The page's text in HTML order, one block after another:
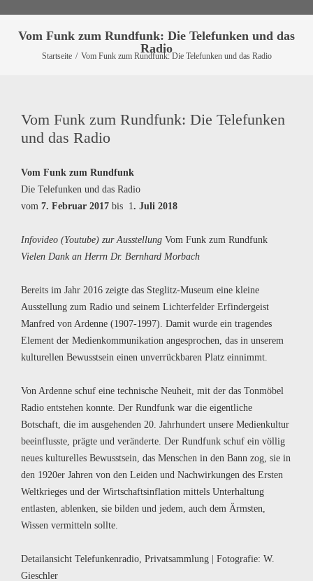
Vom Funk zum Rundfunk: Die Telefunken und das
Radio
Startseite / Vom Funk zum Rundfunk: Die Telefunken und das Radio
Vom Funk zum Rundfunk: Die Telefunken
und das Radio
Vom Funk zum Rundfunk
Die Telefunken und das Radio
vom 7. Februar 2017 bis 1. Juli 2018
Infovideo (Youtube) zur Ausstellung Vom Funk zum Rundfunk
Vielen Dank an Herrn Dr. Bernhard Morbach
Bereits im Jahr 2016 zeigte das Steglitz-Museum eine kleine
Ausstellung zum Radio und seinem Lichterfelder Erfindergeist
Manfred von Ardenne (1907-1997). Damit wurde ein tragendes
Element der Medienkommunikation angesprochen, das in unserem
kulturellen Bewusstsein einen unverrückbaren Platz einnimmt.
Von Ardenne schuf eine technische Neuheit, mit der das Tonmöbel
Radio entstehen konnte. Der Rundfunk war die eigentliche
Botschaft, die im ausgehenden 20. Jahrhundert unsere Medienkultur
beeinflusste, prägte und veränderte. Der Rundfunk schuf ein völlig
neues kulturelles Bewusstsein, das Menschen in den Bann zog, sie in
den 1920er Jahren von den Leiden und Nachwirkungen des Ersten
Weltkrieges und der Wirtschaftsinflation mittels Unterhaltung
entlasten, ablenken, sie bilden und jedem, auch dem Ärmsten,
Wissen vermitteln sollte.
Detailansicht Telefunkenradio, Privatsammlung | Fotografie: W.
Gieschler